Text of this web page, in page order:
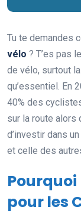
Tu te demandes
vélo ? T’es pas
de vélo, surtout
qu’essentiel. En
40% des
sur la route alors
d’investir dans
et celle des
pour les